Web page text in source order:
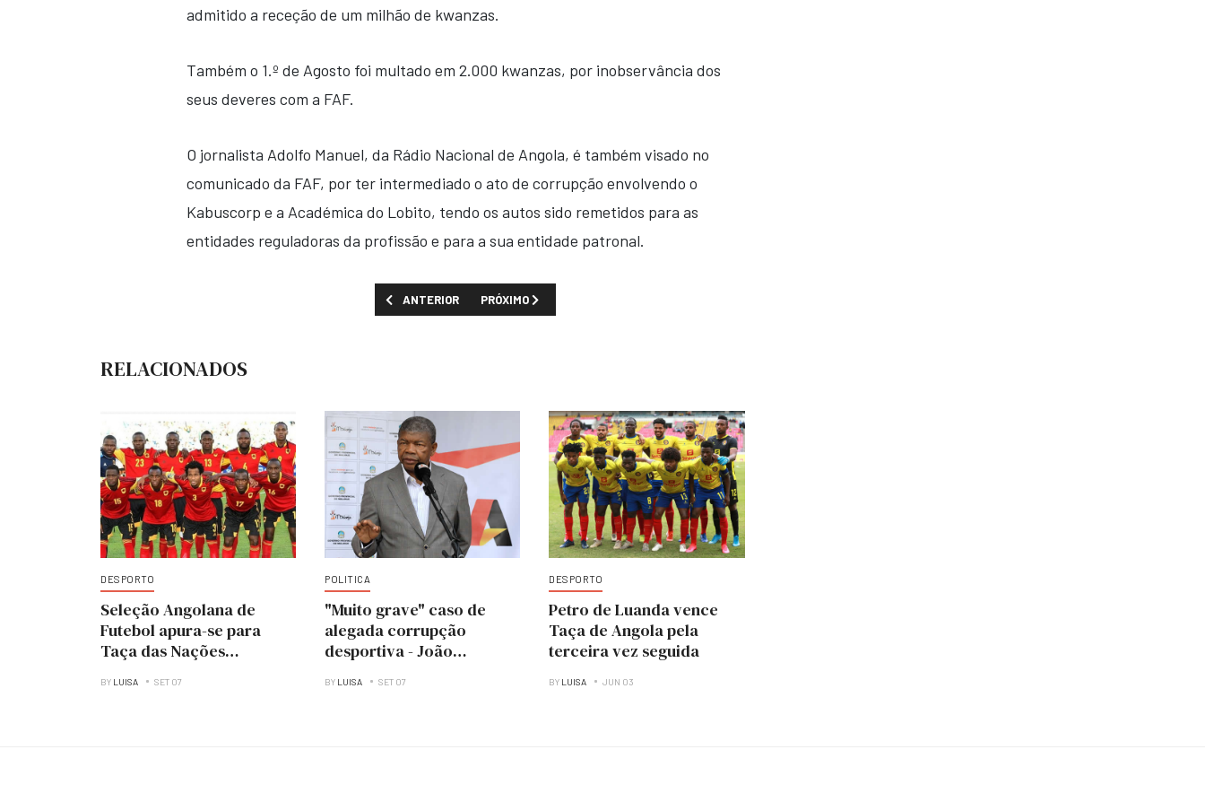
admitido a receção de um milhão de kwanzas.
Também o 1.º de Agosto foi multado em 2.000 kwanzas, por inobservância dos
seus deveres com a FAF.
O jornalista Adolfo Manuel, da Rádio Nacional de Angola, é também visado no
comunicado da FAF, por ter intermediado o ato de corrupção envolvendo o
Kabuscorp e a Académica do Lobito, tendo os autos sido remetidos para as
entidades reguladoras da profissão e para a sua entidade patronal.
ARTIGO ANTERIOR: SELEÇÃO ANGOLANA DE FUTEBOL APURA-SE PARA TAÇA DAS NAÇÕES AFRICANAS
ANTERIOR PRÓXIMO ARTIGO: MINISTRA DA JUVENTUDE E DESPORTOS AVALIA OBRAS DE CONSTRUÇÃO DO NOVO ESTÁDIO DO UÍGE
PRÓXIMO
RELACIONADOS
DESPORTO
Seleção Angolana de
Futebol apura-se para
Taça das Nações
BY LUISA SET 07
POLITICA
"Muito grave" caso de
alegada corrupção
desportiva - João
BY LUISA SET 07
DESPORTO
Petro de Luanda vence
Taça de Angola pela
terceira vez seguida
BY LUISA JUN 03